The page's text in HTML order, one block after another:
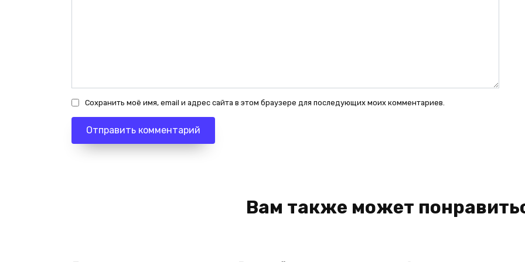
Сохранить моё имя, email и адрес сайта в этом браузере для последующих моих комментариев.
Вам также может